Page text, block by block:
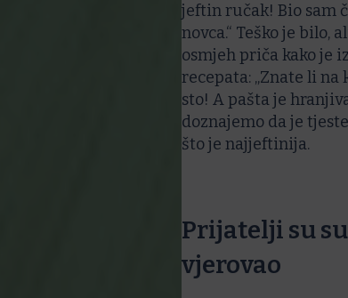
jeftin ručak! Bio sam
novca.“ Teško je bilo,
osmjeh priča kako je
recepata: „Znate li
sto! A pašta je
doznajemo da je
što je najjeftinija.
Prijatelji su
vjerovao